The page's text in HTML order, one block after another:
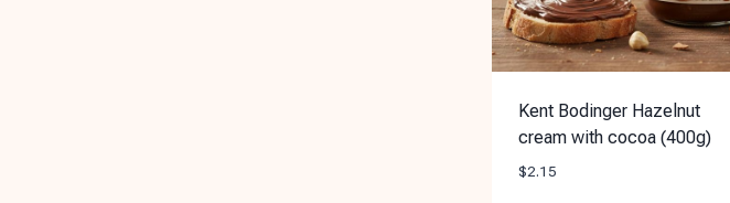
Kent Bodinger Hazelnut
cream with cocoa (400g)
$2.15